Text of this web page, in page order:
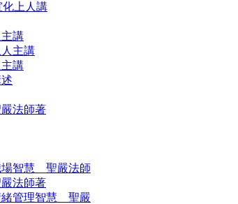
上人講
講
主講
講
法師著
場智慧 聖嚴法師
法師著
緒管理智慧 聖嚴